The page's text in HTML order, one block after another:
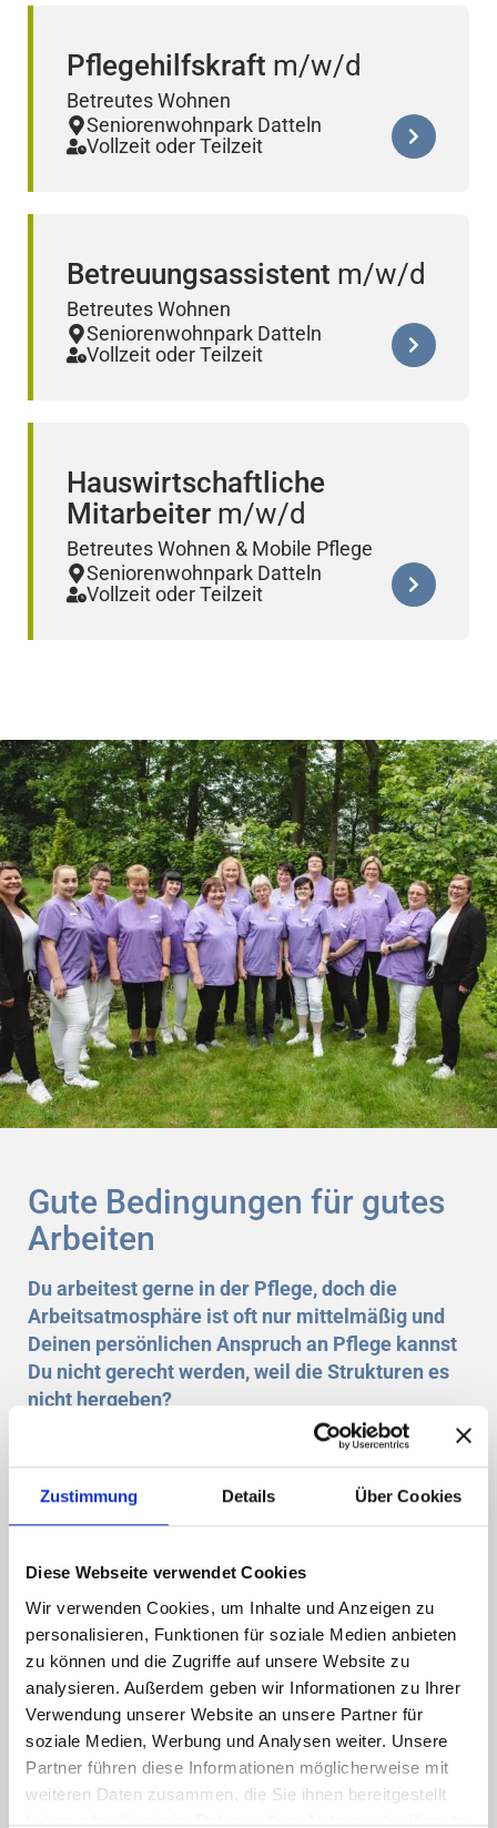
Zustimmung Details Über Cookies
Diese Webseite verwendet Cookies
Wir verwenden Cookies, um Inhalte und Anzeigen zu
personalisieren, Funktionen für soziale Medien anbieten
zu können und die Zugriffe auf unsere Website zu
analysieren. Außerdem geben wir Informationen zu Ihrer
Verwendung unserer Website an unsere Partner für
soziale Medien, Werbung und Analysen weiter. Unsere
Partner führen diese Informationen möglicherweise mit
weiteren Daten zusammen, die Sie ihnen bereitgestellt
Pflegehilfskraft
Betreutes Wohnen
Seniorenwohnpark Datteln
Vollzeit oder Teilzeit
Betreuungsassistent
Betreutes Wohnen
Seniorenwohnpark Datteln
Vollzeit oder Teilzeit
Hauswirtschaftliche
Mitarbeiter
Betreutes Wohnen & Mobile Pflege
Seniorenwohnpark Datteln
Vollzeit oder Teilzeit
Gute Bedingungen für gutes
Arbeiten
Du arbeitest gerne in der Pflege, doch die
Arbeitsatmosphäre ist oft nur mittelmäßig und
Deinen persönlichen Anspruch an Pflege kannst
Du nicht gerecht werden, weil die Strukturen es
nicht hergeben?
Die Problematik und ihre
Ursachen kennen wir. Deshalb
machen wir es anders!
Wir leben hier ein herzliches Miteinander
Bei uns zählen die Stärken
, die jede*r Einzelne
mitbringt. Denn einzelne Schwächen werden durch
das Team ausgeglichen und dazulernen lässt sich im
Team auch gut.
Gegenseitige Wertschätzungwird hier offen
kommuniziert und ist (zum Glück) ein Teil unserer
Teamkultur.